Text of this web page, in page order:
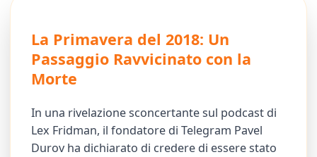
La Primavera del 2018: Un
Passaggio Ravvicinato con la
Morte
In una rivelazione sconcertante sul podcast di
Lex Fridman, il fondatore di Telegram Pavel
Durov ha dichiarato di credere di essere stato